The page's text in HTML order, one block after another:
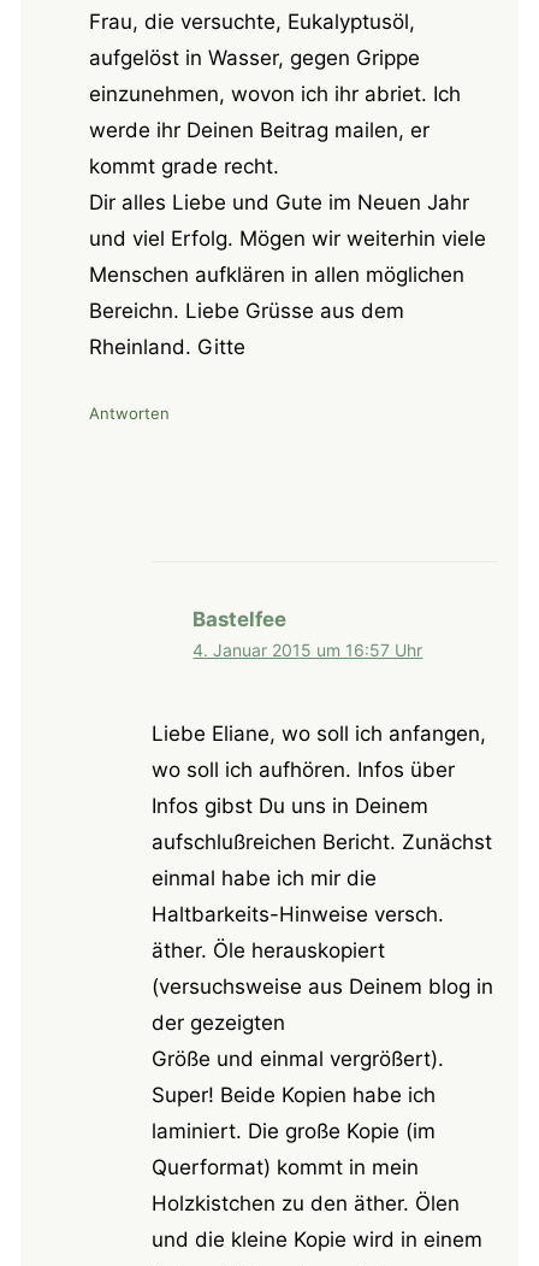
Frau, die versuchte, Eukalyptusöl,
aufgelöst in Wasser, gegen Grippe
einzunehmen, wovon ich ihr abriet. Ich
werde ihr Deinen Beitrag mailen, er
kommt grade recht.
Dir alles Liebe und Gute im Neuen Jahr
und viel Erfolg. Mögen wir weiterhin viele
Menschen aufklären in allen möglichen
Bereichn. Liebe Grüsse aus dem
Rheinland. Gitte
Antworten
Bastelfee
4. Januar 2015 um 16:57 Uhr
Liebe Eliane, wo soll ich anfangen,
wo soll ich aufhören. Infos über
Infos gibst Du uns in Deinem
aufschlußreichen Bericht. Zunächst
einmal habe ich mir die
Haltbarkeits-Hinweise versch.
äther. Öle herauskopiert
(versuchsweise aus Deinem blog in
der gezeigten
Größe und einmal vergrößert).
Super! Beide Kopien habe ich
laminiert. Die große Kopie (im
Querformat) kommt in mein
Holzkistchen zu den äther. Ölen
und die kleine Kopie wird in einem